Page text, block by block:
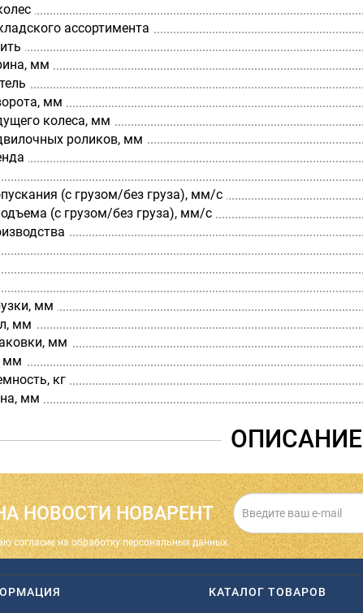
ассортимента
мм
мм
колеса, мм
роликов, мм
(с грузом/без груза), мм/с
(с грузом/без груза), мм/с
мм
мм
мм
мм
кг
мм
ОПИСАНИЕ
НОВОСТИ НОВАРЕНТ
cогласие на обработку персональных данных.
КАТАЛОГ ТОВАРОВ